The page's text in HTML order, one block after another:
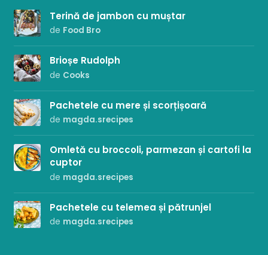
Terină de jambon cu muștar
de Food Bro
Brioșe Rudolph
de Cooks
Pachetele cu mere și scorțișoară
de magda.srecipes
Omletă cu broccoli, parmezan și cartofi la
cuptor
de magda.srecipes
Pachetele cu telemea și pătrunjel
de magda.srecipes